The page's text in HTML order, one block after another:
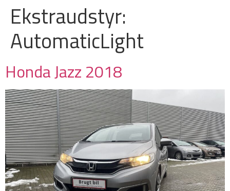
Ekstraudstyr:
AutomaticLight
Honda Jazz 2018